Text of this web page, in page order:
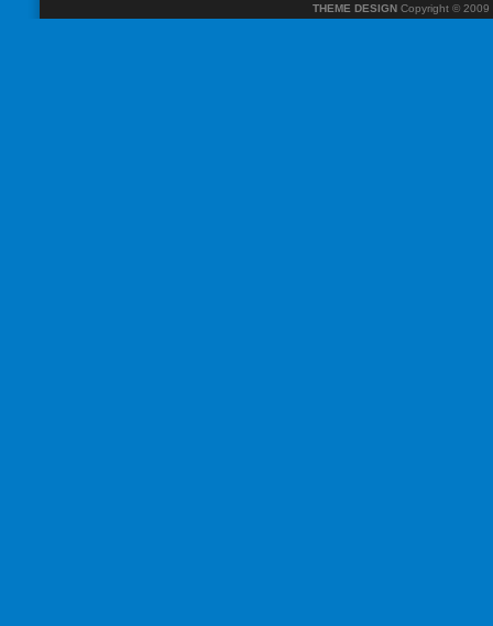
THEME DESIGNCopyright © 2009